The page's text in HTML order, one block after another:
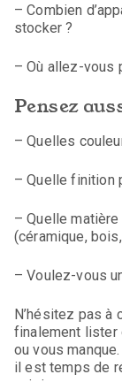
– Combien
stocker ?
– Où allez-vous
Pensez
– Quelles
– Quelle finition
– Quelle
(céramique,
– Voulez-vous
N’hésitez pas à
finalement lister
ou vous
il est temps de